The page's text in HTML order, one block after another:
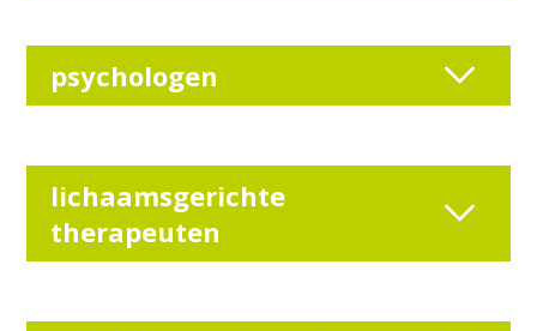
psychologen
lichaamsgerichte
therapeuten